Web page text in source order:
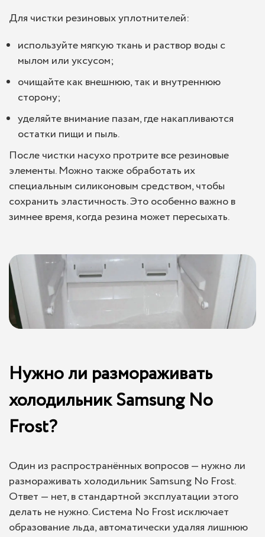
Для чистки резиновых уплотнителей:
используйте мягкую ткань и раствор воды с
мылом или уксусом;
очищайте как внешнюю, так и внутреннюю
сторону;
уделяйте внимание пазам, где накапливаются
остатки пищи и пыль.
После чистки насухо протрите все резиновые
элементы. Можно также обработать их
специальным силиконовым средством, чтобы
сохранить эластичность. Это особенно важно в
зимнее время, когда резина может пересыхать.
Нужно ли размораживать
холодильник Samsung No
Frost?
Один из распространённых вопросов — нужно ли
размораживать холодильник Samsung No Frost.
Ответ — нет, в стандартной эксплуатации этого
делать не нужно. Система No Frost исключает
образование льда, автоматически удаляя лишнюю